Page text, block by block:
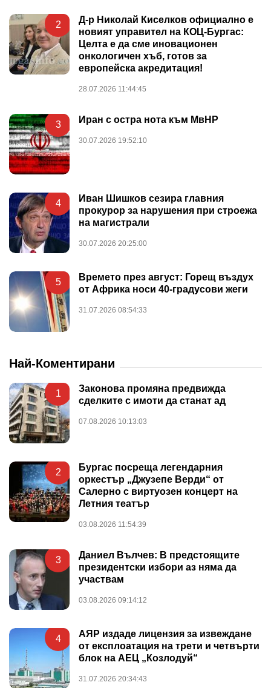
2
Д-р Николай Киселков официално е
новият управител на КОЦ-Бургас:
Целта е да сме иновационен
онкологичен хъб, готов за
европейска акредитация!
28.07.2026 11:44:45
3 Иран с остра нота към МвНР
30.07.2026 19:52:10
4
Иван Шишков сезира главния
прокурор за нарушения при строежа
на магистрали
30.07.2026 20:25:00
5
Времето през август: Горещ въздух
от Африка носи 40-градусови жеги
31.07.2026 08:54:33
Най-Коментирани
1
Законова промяна предвижда
сделките с имоти да станат ад
07.08.2026 10:13:03
2
Бургас посреща легендарния
оркестър „Джузепе Верди“ от
Салерно с виртуозен концерт на
Летния театър
03.08.2026 11:54:39
3
Даниел Вълчев: В предстоящите
президентски избори аз няма да
участвам
03.08.2026 09:14:12
4
АЯР издаде лицензия за извеждане
от експлоатация на трети и четвърти
блок на АЕЦ „Козлодуй“
31.07.2026 20:34:43